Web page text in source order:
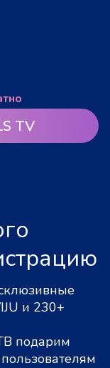
TV
и 230+
подарим